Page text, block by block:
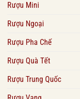
Rượu Mini
Rượu Ngoại
Rượu Pha Chế
Rượu Quà Tết
Rượu Trung Quốc